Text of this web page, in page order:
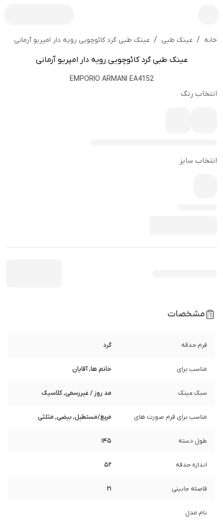
خانه / عینک طبی / عینک طبی گرد کائوچویی رویه دار امپریو آرمانی
عینک طبی گرد کائوچویی رویه دار امپریو آرمانی
EMPORIO ARMANI EA4152
انتخاب رنگ
انتخاب سایز
مشخصات
فرم حدقه گرد
مناسب برای خانم ها, آقایان
سبک عینک مد روز / غیررسمی, کلاسیک
مناسب برای فرم صورت های مربع/مستطیل, بیضی, مثلثی
طول دسته 145
اندازه حدقه 52
فاصله جابینی 21
نام مدل